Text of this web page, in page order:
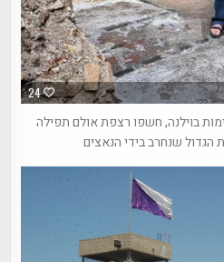
24
בוילנה, חשפו רצפת אולם תפילה
הגדול שנחרב בידי הנאצים